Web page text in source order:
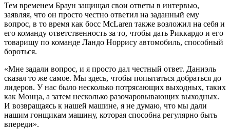
Тем временем Браун защищал свои ответы в интервью,
заявляя, что он просто честно ответил на заданный ему
вопрос, в то время как босс McLaren также возложил на себя и
его команду ответственность за то, чтобы дать Риккардо и его
товарищу по команде Ландо Норрису автомобиль, способный
бороться.
«Мне задали вопрос, и я просто дал честный ответ. Даниэль
сказал то же самое. Мы здесь, чтобы попытаться добраться до
лидеров. У нас было несколько потрясающих выходных, таких
как Монца, а затем несколько разочаровывающих выходных.
И возвращаясь к нашей машине, я не думаю, что мы дали
нашим гонщикам машину, которая способна регулярно быть
впереди».